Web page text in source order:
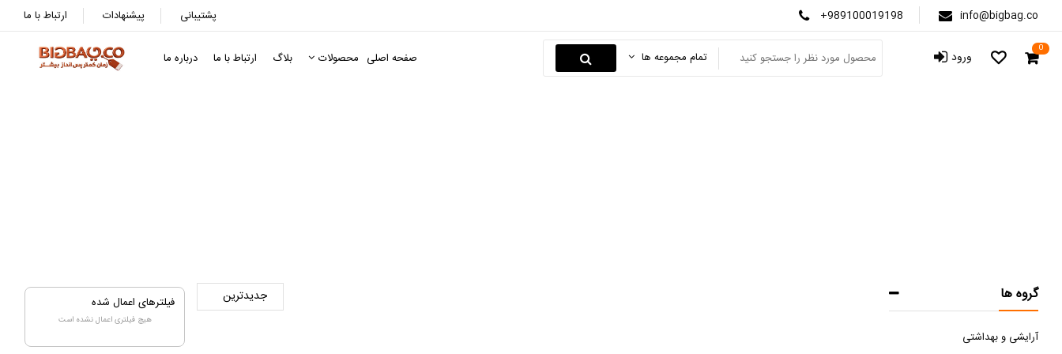
ارتباط با ما پیشنهادات پشتیبانی +989100019198 info@bigbag.co
صفحه اصلی محصولات بلاگ ارتباط با ما درباره ما تمام مجموعه ها ورود 0
فیلترهای اعمال شده
هیچ فیلتری اعمال نشده است
گروه ها
آرایشی و بهداشتی